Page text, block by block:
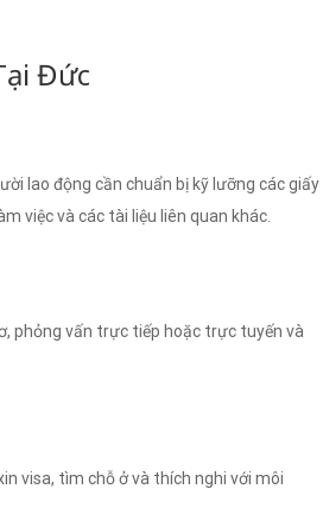
Đức
lao động cần chuẩn bị kỹ lưỡng các giấy
việc và các tài liệu liên quan khác.
phỏng vấn trực tiếp hoặc trực tuyến và
visa, tìm chỗ ở và thích nghi với môi